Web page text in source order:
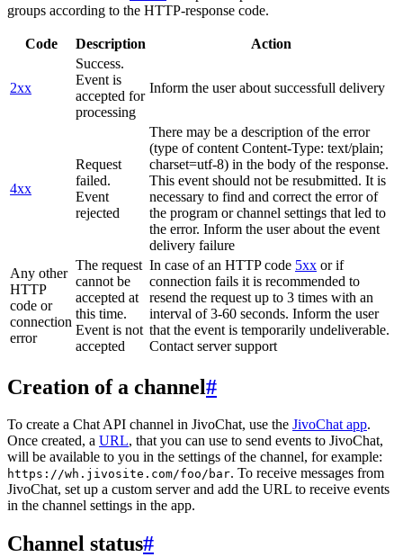
groups according to the HTTP-response code.
Code Description Action
2xx
Success.
Event is
accepted for
processing
Inform the user about successfull delivery
4xx
Request
failed.
Event
rejected
There may be a description of the error
(type of content Content-Type: text/plain;
charset=utf-8) in the body of the response.
This event should not be resubmitted. It is
necessary to find and correct the error of
the program or channel settings that led to
the error. Inform the user about the event
delivery failure
Any other
HTTP
code or
connection
error
The request
cannot be
accepted at
this time.
Event is not
accepted
In case of an HTTP code 5xx or if
connection fails it is recommended to
resend the request up to 3 times with an
interval of 3-60 seconds. Inform the user
that the event is temporarily undeliverable.
Contact server support
Creation of a channel#
To create a Chat API channel in JivoChat, use the JivoChat app.
Once created, a URL, that you can use to send events to JivoChat,
will be available to you in the settings of the channel, for example:
https://wh.jivosite.com/foo/bar. To receive messages from
JivoChat, set up a custom server and add the URL to receive events
in the channel settings in the app.
Channel status#